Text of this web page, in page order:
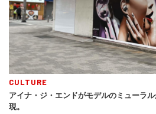
CULTURE
アイナ・ジ・エンドがモデルのミューラ
現。